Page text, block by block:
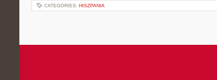
CATEGORIES: HISZPANIA